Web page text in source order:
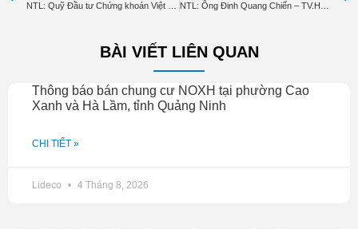
BÀI VIẾT LIÊN QUAN
Thông báo bán chung cư NOXH tại phường Cao
Xanh và Hà Lầm, tỉnh Quảng Ninh
CHI TIẾT »
Lideco 4 Tháng 8, 2026